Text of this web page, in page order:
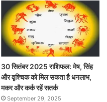
30 सितंबर 2025 राशिफल: मेष, सिंह
और वृश्चिक को मिल सकता है धनलाभ,
मकर और कर्क रहें सतर्क
September 29, 2025